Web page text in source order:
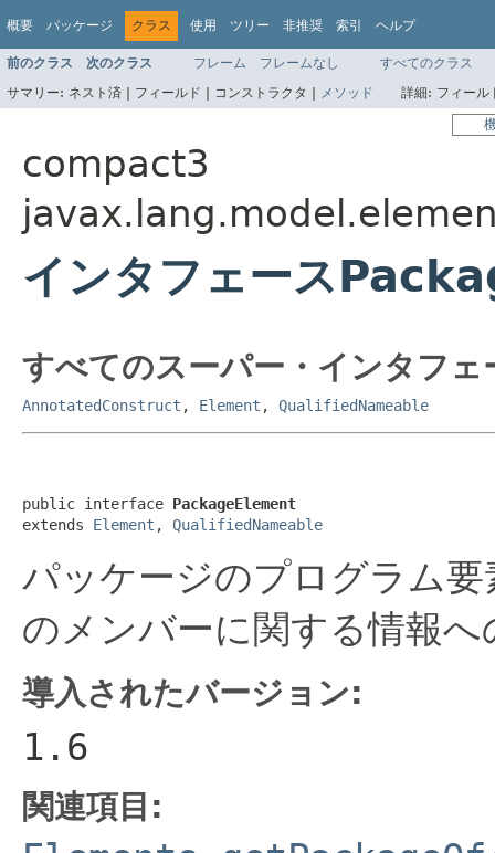
概要 パッケージ クラス 使用 ツリー 非推奨 索引 ヘルプ
前のクラス 次のクラス フレーム フレームなし
すべてのクラス
サマリー: ネスト済 | フィールド | コンストラクタ | メソッド 詳細: フィー
compact3
インタフェース
すべてのスーパー・インタフェ
AnnotatedConstruct , Element , QualifiedNameable
public interface PackageElement
extends Element , QualifiedNameable
パッケージのプログラム
のメンバーに関する情報
導入されたバージョン:
1.6
関連項目: